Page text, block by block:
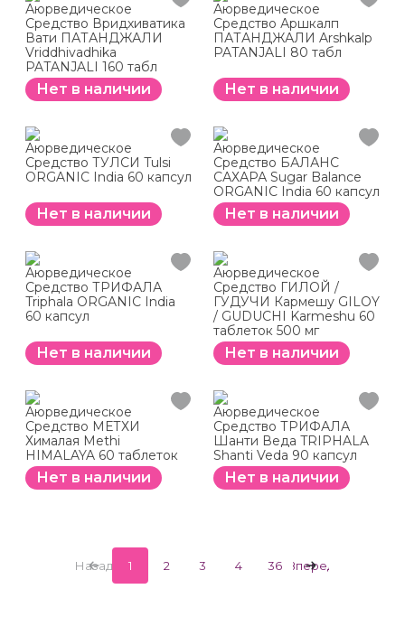
Аюрведическое
Средство Вридхиватика
Вати ПАТАНДЖАЛИ
Vriddhivadhika
PATANJALI 160 табл
Нет в наличии
Аюрведическое
Средство Аршкалп
ПАТАНДЖАЛИ Arshkalp
PATANJALI 80 табл
Нет в наличии
Аюрведическое
Средство ТУЛСИ Tulsi
ORGANIC India 60 капсул
Нет в наличии
Аюрведическое
Средство БАЛАНС
САХАРА Sugar Balance
ORGANIC India 60 капсул
Нет в наличии
Аюрведическое
Средство ТРИФАЛА
Triphala ORGANIC India
60 капсул
Нет в наличии
Аюрведическое
Средство ГИЛОЙ /
ГУДУЧИ Кармешу GILOY
/ GUDUCHI Karmeshu 60
таблеток 500 мг
Нет в наличии
Аюрведическое
Средство МЕТХИ
Хималая Methi
HIMALAYA 60 таблеток
Нет в наличии
Аюрведическое
Средство ТРИФАЛА
Шанти Веда TRIPHALA
Shanti Veda 90 капсул
Нет в наличии
Назад 1 2 3 4 36 Вперед